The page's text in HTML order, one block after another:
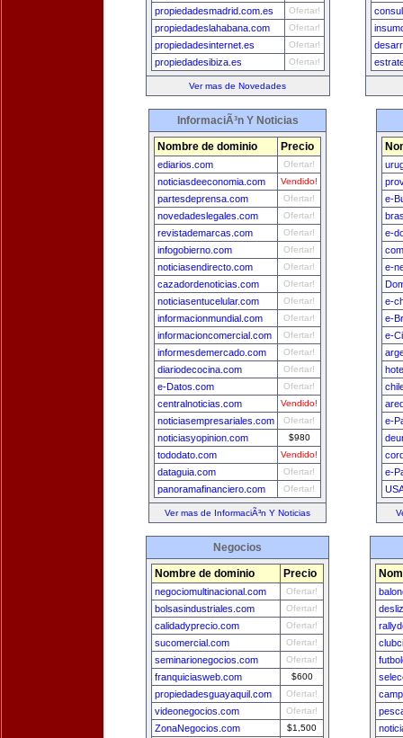
propiedadesmadrid.com.es Ofertar!
propiedadeslahabana.com Ofertar!
propiedadesinternet.es Ofertar!
propiedadesibiza.es Ofertar!
Ver mas de Novedades
InformaciÃ³n Y Noticias
Nombre de dominio Precio
ediarios.com Ofertar!
noticiasdeeconomia.com Vendido!
partesdeprensa.com Ofertar!
novedadeslegales.com Ofertar!
revistademarcas.com Ofertar!
infogobierno.com Ofertar!
noticiasendirecto.com Ofertar!
cazadordenoticias.com Ofertar!
noticiasentucelular.com Ofertar!
informacionmundial.com Ofertar!
informacioncomercial.com Ofertar!
informesdemercado.com Ofertar!
diariodecocina.com Ofertar!
e-Datos.com Ofertar!
centralnoticias.com Vendido!
noticiasempresariales.com Ofertar!
noticiasyopinion.com $980
tododato.com Vendido!
dataguia.com Ofertar!
panoramafinanciero.com Ofertar!
Ver mas de InformaciÃ³n Y Noticias
e-
e-
e-
e-
e-
e-
e-
e-
Negocios
Nombre de dominio Precio
negociomultinacional.com Ofertar!
bolsasindustriales.com Ofertar!
calidadyprecio.com Ofertar!
sucomercial.com Ofertar!
seminarionegocios.com Ofertar!
franquiciasweb.com $600
propiedadesguayaquil.com Ofertar!
videonegocios.com Ofertar!
ZonaNegocios.com $1,500